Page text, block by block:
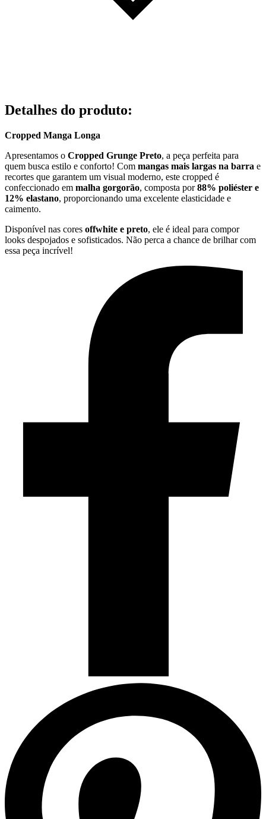
Detalhes do produto:
Cropped Manga Longa
Apresentamos o Cropped Grunge Preto, a peça perfeita para
quem busca estilo e conforto! Com mangas mais largas na barra e
recortes que garantem um visual moderno, este cropped é
confeccionado em malha gorgorão, composta por88% poliéster e
12% elastano, proporcionando uma excelente elasticidade e
caimento.
Disponível nas cores offwhite e preto, ele é ideal para compor
looks despojados e sofisticados. Não perca a chance de brilhar com
essa peça incrível!